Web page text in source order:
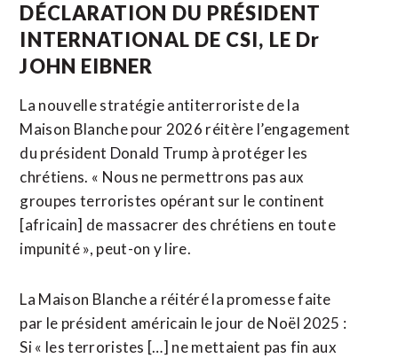
DÉCLARATION DU PRÉSIDENT
INTERNATIONAL DE CSI, LE Dr
JOHN EIBNER
La nouvelle stratégie antiterroriste de la
Maison Blanche pour 2026 réitère l’engagement
du président Donald Trump à protéger les
chrétiens. « Nous ne permettrons pas aux
groupes terroristes opérant sur le continent
[africain] de massacrer des chrétiens en toute
impunité », peut-on y lire.
La Maison Blanche a réitéré la promesse faite
par le président américain le jour de Noël 2025 :
Si « les terroristes […] ne mettaient pas fin aux